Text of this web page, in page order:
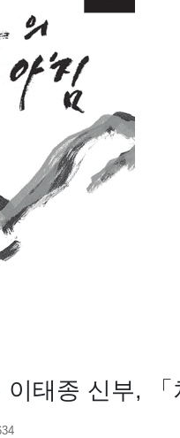
태종 신부, 「